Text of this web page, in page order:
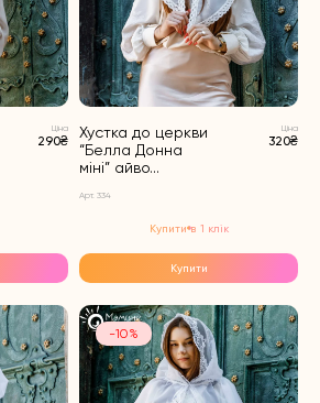
Ціна
290₴
Хустка до церкви
“Белла Донна
міні” айво...
Арт. 334
Ціна
320₴
Купити в 1 клік
Купити
-10%